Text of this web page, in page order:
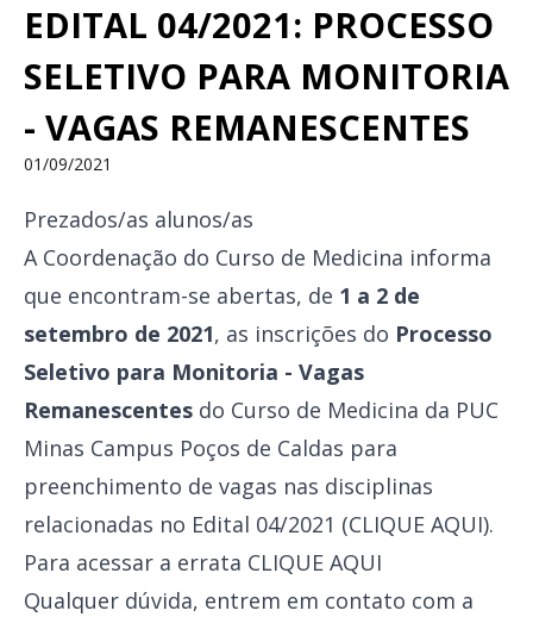
EDITAL 04/2021: PROCESSO
SELETIVO PARA MONITORIA
- VAGAS REMANESCENTES
01/09/2021
Prezados/as alunos/as
A Coordenação do Curso de Medicina informa
que encontram-se abertas, de 1 a 2 de
setembro de 2021, as inscrições do Processo
Seletivo para Monitoria - Vagas
Remanescentes do Curso de Medicina da PUC
Minas Campus Poços de Caldas para
preenchimento de vagas nas disciplinas
relacionadas no Edital 04/2021 (CLIQUE AQUI).
Para acessar a errata CLIQUE AQUI
Qualquer dúvida, entrem em contato com a